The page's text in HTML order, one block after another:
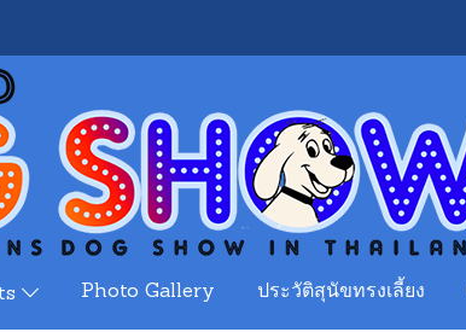
Photo Gallery ประวัติสุนัขทรงเลี้ยง